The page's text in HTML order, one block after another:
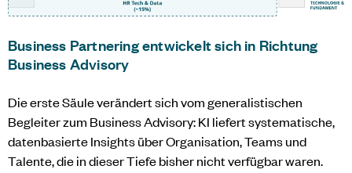
Business Partnering entwickelt sich in Richtung
Business Advisory
Die erste Säule verändert sich vom generalistischen
Begleiter zum Business Advisory: KI liefert systematische,
datenbasierte Insights über Organisation, Teams und
Talente, die in dieser Tiefe bisher nicht verfügbar waren.